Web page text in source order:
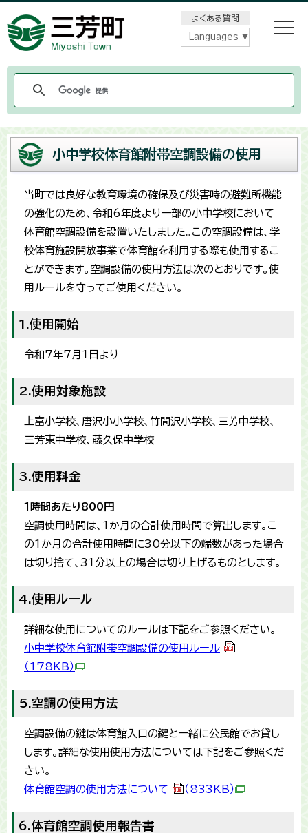
よくある質問
Languages
小中学校体育館附帯空調設備の使用
当町では良好な教育環境の確保及び災害時の避難所機能
の強化のため、令和6年度より一部の小中学校において
体育館空調設備を設置いたしました。この空調設備は、学
校体育施設開放事業で体育館を利用する際も使用するこ
とができます。空調設備の使用方法は次のとおりです。使
用ルールを守ってご使用ください。
1.使用開始
令和7年7月1日より
2.使用対象施設
上富小学校、唐沢小小学校、竹間沢小学校、三芳中学校、
三芳東中学校、藤久保中学校
3.使用料金
1時間あたり800円
空調使用時間は、1か月の合計使用時間で算出します。こ
の1か月の合計使用時間に30分以下の端数があった場合
は切り捨て、31分以上の場合は切り上げるものとします。
4.使用ルール
詳細な使用についてのルールは下記をご参照ください。
小中学校体育館附帯空調設備の使用ルール
（178KB）
5.空調の使用方法
空調設備の鍵は体育館入口の鍵と一緒に公民館でお貸し
します。詳細な使用使用方法については下記をご参照くだ
さい。
体育館空調の使用方法について
（833KB）
6.体育館空調使用報告書